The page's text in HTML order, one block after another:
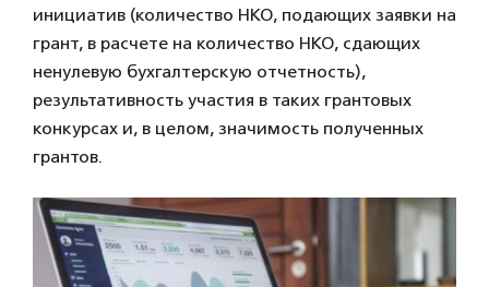
инициатив (количество НКО, подающих заявки на
грант, в расчете на количество НКО, сдающих
ненулевую бухгалтерскую отчетность),
результативность участия в таких грантовых
конкурсах и, в целом, значимость полученных
грантов.